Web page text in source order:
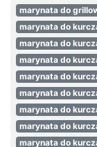
marynata do
marynata do
marynata do
marynata do
marynata do
marynata do
marynata do
marynata do
marynata do